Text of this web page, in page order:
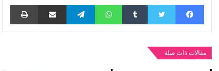
فيسبوك تويتر واتساب تيلقرام مشاركة عبر البريد
مقالات ذات صلة